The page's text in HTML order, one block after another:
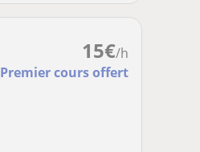
15€/h
Premier cours offert